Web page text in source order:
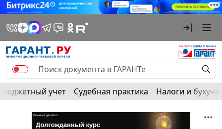
Бюджетный учет Судебная практика Налоги и